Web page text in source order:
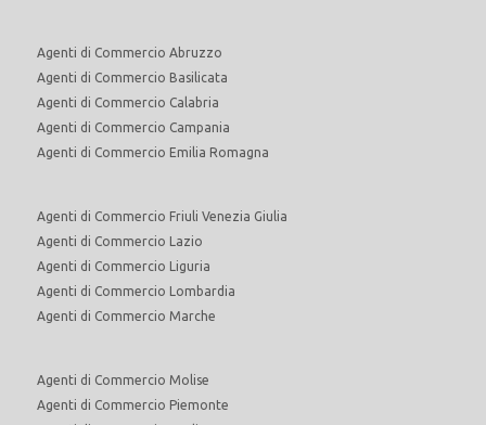
Agenti di Commercio Abruzzo
Agenti di Commercio Basilicata
Agenti di Commercio Calabria
Agenti di Commercio Campania
Agenti di Commercio Emilia Romagna
Agenti di Commercio Friuli Venezia Giulia
Agenti di Commercio Lazio
Agenti di Commercio Liguria
Agenti di Commercio Lombardia
Agenti di Commercio Marche
Agenti di Commercio Molise
Agenti di Commercio Piemonte